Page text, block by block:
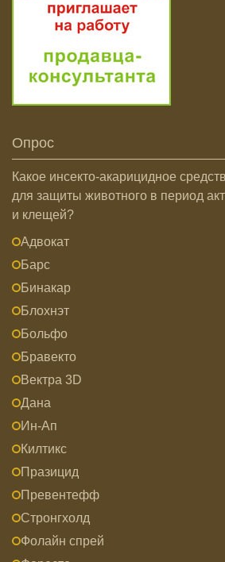
Опрос
Какое инсекто-акарицидное
для защиты животного в период
и клещей?
Адвокат
Барс
Бинакар
Блохнэт
Больфо
Бравекто
Вектра 3D
Дана
Ин-Ап
Килтикс
Празицид
Превентефф
Стронгхолд
Фолайн спрей